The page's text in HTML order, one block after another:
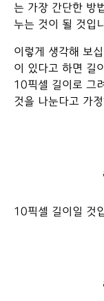
는 가장 간단한 방
누는 것이 될 것입
이렇게 생각해 보
이 있다고 하면 길
10픽셀 길이로 그
것을 나눈다고 가
10픽셀 길이일 것